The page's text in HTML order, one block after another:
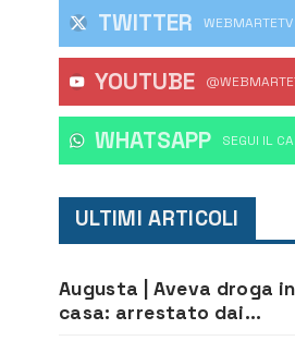
TWITTER WEBMARTETV
YOUTUBE
WHATSAPP ‎SEGUI IL
ULTIMI ARTICOLI
Augusta | Aveva droga in
casa: arrestato dai